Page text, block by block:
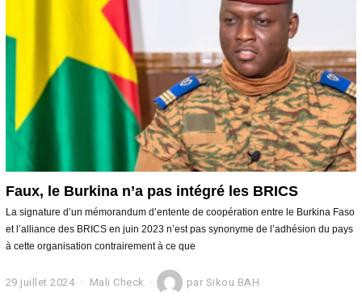
Faux, le Burkina n’a pas intégré les BRICS
La signature d’un mémorandum d’entente de coopération entre le Burkina Faso
et l’alliance des BRICS en juin 2023 n’est pas synonyme de l’adhésion du pays
à cette organisation contrairement à ce que
29 juillet 2024 Mali Check par Sikou BAH